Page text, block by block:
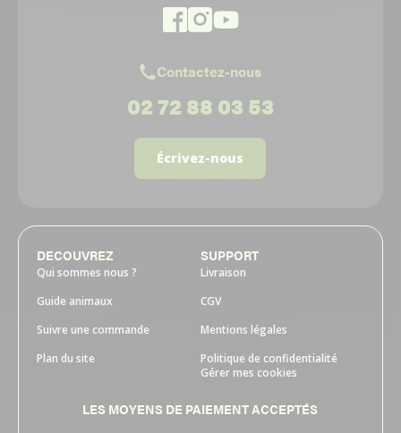
Contactez-nous
02 72 88 03 53
Écrivez-nous
DECOUVREZ
Qui sommes nous ?
Guide animaux
Suivre une commande
Plan du site
SUPPORT
Livraison
CGV
Mentions légales
Politique de confidentialité
Gérer mes cookies
LES MOYENS DE PAIEMENT ACCEPTÉS